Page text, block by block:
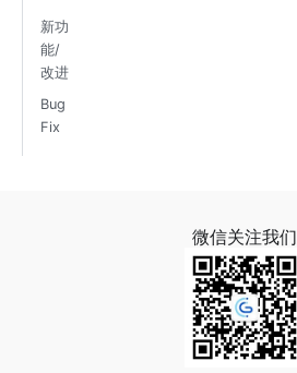
新功
能/
改进
Bug
Fix
微信关注我们